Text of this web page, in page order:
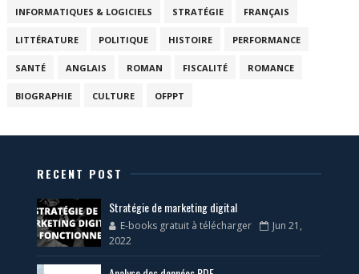
INFORMATIQUES & LOGICIELS STRATÉGIE FRANÇAIS
LITTÉRATURE POLITIQUE HISTOIRE PERFORMANCE
SANTÉ ANGLAIS ROMAN FISCALITÉ ROMANCE
BIOGRAPHIE CULTURE OFPPT
RECENT POST
Stratégie de marketing digital
E-books gratuit à télécharger
Jun 21,
2022